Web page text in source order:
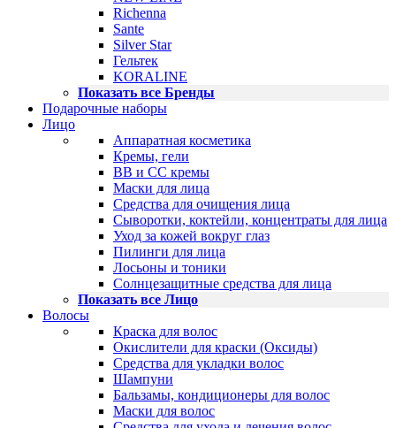
Richenna
Sante
Silver Star
Гельтек
KORALINE
Показать все Бренды
Подарочные наборы
Лицо
Аппаратная косметика
Кремы, гели
BB и CC кремы
Маски для лица
Средства для очищения лица
Сыворотки, коктейли, концентраты для лица
Уход за кожей вокруг глаз
Пилинги для лица
Лосьоны и тоники
Солнцезащитные средства для лица
Показать все Лицо
Волосы
Краска для волос
Окислители для краски (Оксиды)
Средства для укладки волос
Шампуни
Бальзамы, кондиционеры для волос
Маски для волос